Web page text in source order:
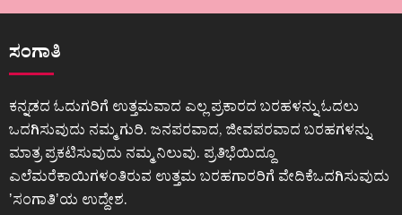
ಸಂಗಾತಿ
ಕನ್ನಡದ ಓದುಗರಿಗೆ ಉತ್ತಮವಾದ ಎಲ್ಲ ಪ್ರಕಾರದ ಬರಹಳನ್ನು ಓದಲು
ಒದಗಿಸುವುದು ನಮ್ಮ ಗುರಿ. ಜನಪರವಾದ, ಜೀವಪರವಾದ ಬರಹಗಳನ್ನು
ಮಾತ್ರ ಪ್ರಕಟಿಸುವುದು ನಮ್ಮ ನಿಲುವು. ಪ್ರತಿಭೆಯಿದ್ದೂ
ಎಲೆಮರೆಕಾಯಿಗಳಂತಿರುವ ಉತ್ತಮ ಬರಹಗಾರರಿಗೆ ವೇದಿಕೆಒದಗಿಸುವುದು
ʼಸಂಗಾತಿʼಯ ಉದ್ದೇಶ.